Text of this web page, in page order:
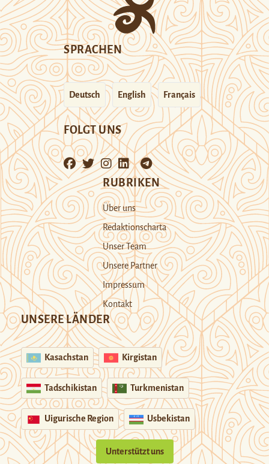
SPRACHEN
Deutsch English Français
FOLGT UNS
RUBRIKEN
Über uns
Redaktionscharta
Unser Team
Unsere Partner
Impressum
Kontakt
UNSERE LÄNDER
Kasachstan Kirgistan
Tadschikistan Turkmenistan
Uigurische Region Usbekistan
Unterstützt uns